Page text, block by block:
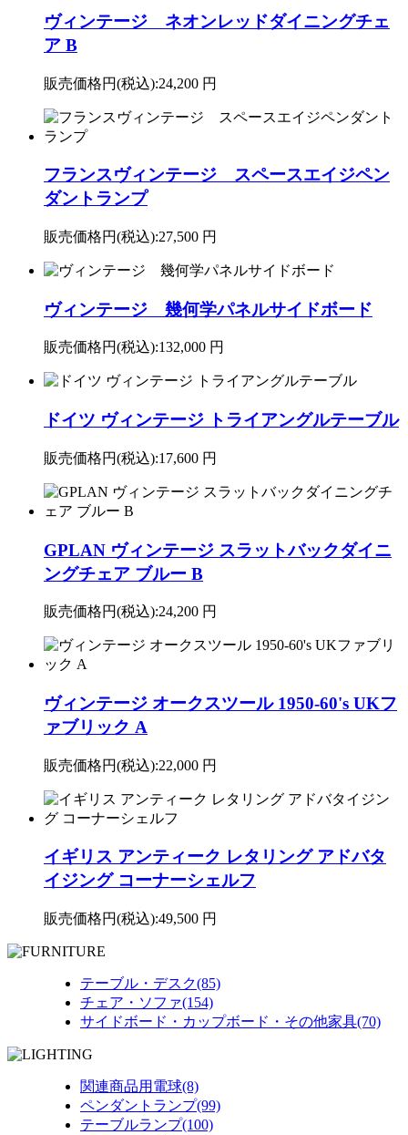
ヴィンテージ ネオンレッドダイニングチェ
ア B
販売価格円(税込):24,200 円
フランスヴィンテージ スペースエイジペン
ダントランプ
販売価格円(税込):27,500 円
ヴィンテージ 幾何学パネルサイドボード
販売価格円(税込):132,000 円
ドイツ ヴィンテージ トライアングルテーブル
販売価格円(税込):17,600 円
GPLAN ヴィンテージ スラットバックダイニ
ングチェア ブルー B
販売価格円(税込):24,200 円
ヴィンテージ オークスツール 1950-60's UKフ
ァブリック A
販売価格円(税込):22,000 円
イギリス アンティーク レタリング アドバタ
イジング コーナーシェルフ
販売価格円(税込):49,500 円
テーブル・デスク(85)
チェア・ソファ(154)
サイドボード・カップボード・その他家具(70)
関連商品用電球(8)
ペンダントランプ(99)
テーブルランプ(100)